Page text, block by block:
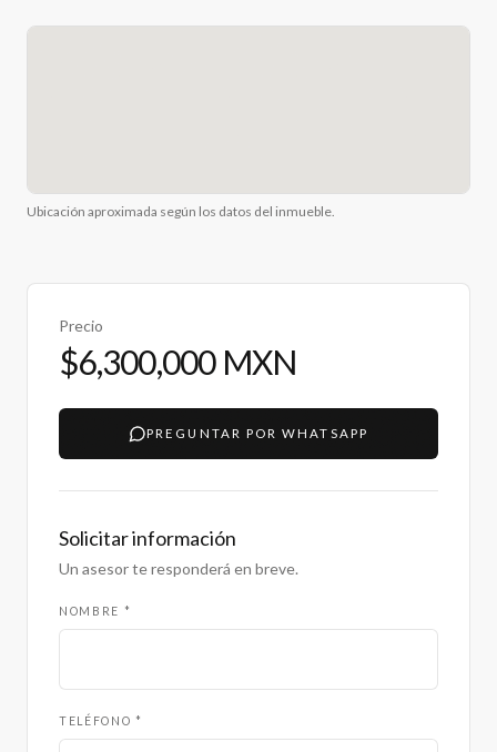
Ubicación aproximada según los datos del inmueble.
Precio
$6,300,000 MXN
PREGUNTAR POR WHATSAPP
Solicitar información
Un asesor te responderá en breve.
NOMBRE *
TELÉFONO *